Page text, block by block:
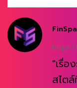
"เรื่อ
สไต